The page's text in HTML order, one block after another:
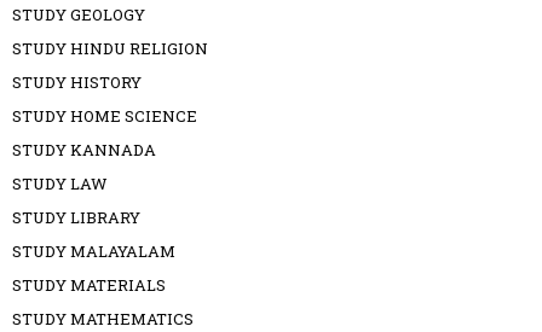
STUDY GEOLOGY
STUDY HINDU RELIGION
STUDY HISTORY
STUDY HOME SCIENCE
STUDY KANNADA
STUDY LAW
STUDY LIBRARY
STUDY MALAYALAM
STUDY MATERIALS
STUDY MATHEMATICS